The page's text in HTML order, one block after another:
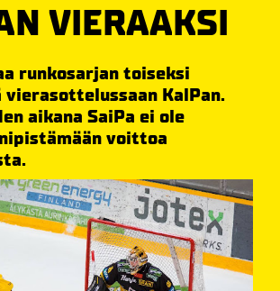
VIERAAKSI
runkosarjan toiseksi
vierasottelussaan KalPan.
aikana SaiPa ei ole
voittoa